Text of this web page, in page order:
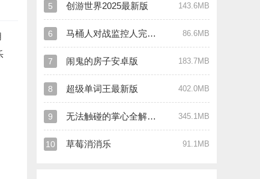
5 创游世界2025最新版 143.6MB
6 马桶人对战监控人完全版 86.6MB
7 闹鬼的房子安卓版 183.7MB
8 超级单词王最新版 402.0MB
9 无法触碰的掌心全解锁版 345.1MB
10 草莓消消乐 91.1MB